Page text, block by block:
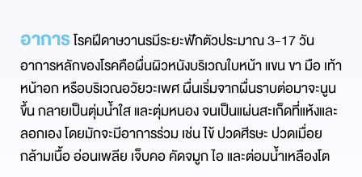
อาการโรคฝีดาษวานรมีระยะฟักตัวประมาณ 3-17 วัน
อาการหลักของโรคคือผื่นผิวหนังบริเวณใบหน้า แขน ขา มือ เท้า
หน้าอก หรือบริเวณอวัยวะเพศ ผื่นเริ่มจากผื่นราบต่อมาจะนูน
ขึ้น กลายเป็นตุ่มน้ำใส และตุ่มหนอง จนเป็นแผ่นสะเก็ดที่แห้งและ
ลอกเอง โดยมักจะมีอาการร่วม เช่น ไข้ ปวดศีรษะ ปวดเมื่อย
กล้ามเนื้อ อ่อนเพลีย เจ็บคอ คัดจมูก ไอ และต่อมน้ำเหลืองโต